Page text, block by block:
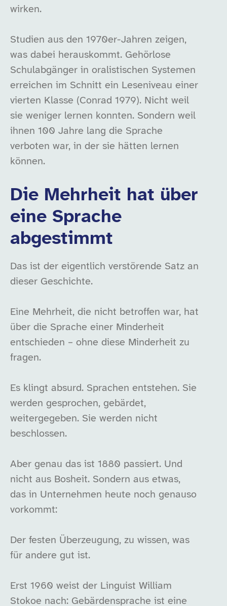
wirken.
Studien aus den 1970er-Jahren zeigen,
was dabei herauskommt. Gehörlose
Schulabgänger in oralistischen Systemen
erreichen im Schnitt ein Leseniveau einer
vierten Klasse (Conrad 1979). Nicht weil
sie weniger lernen konnten. Sondern weil
ihnen 100 Jahre lang die Sprache
verboten war, in der sie hätten lernen
können.
Die Mehrheit hat über
eine Sprache
abgestimmt
Das ist der eigentlich verstörende Satz an
dieser Geschichte.
Eine Mehrheit, die nicht betroffen war, hat
über die Sprache einer Minderheit
entschieden – ohne diese Minderheit zu
fragen.
Es klingt absurd. Sprachen entstehen. Sie
werden gesprochen, gebärdet,
weitergegeben. Sie werden nicht
beschlossen.
Aber genau das ist 1880 passiert. Und
nicht aus Bosheit. Sondern aus etwas,
das in Unternehmen heute noch genauso
vorkommt:
Der festen Überzeugung, zu wissen, was
für andere gut ist.
Erst 1960 weist der Linguist William
Stokoe nach: Gebärdensprache ist eine